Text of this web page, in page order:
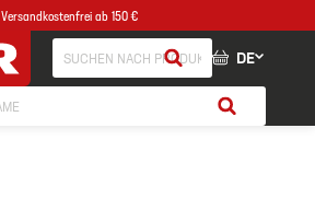
Versandkostenfrei ab 150 €
DE